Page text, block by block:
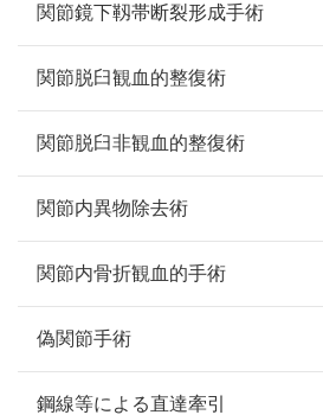
関節鏡下靱帯断裂形成手術
関節脱臼観血的整復術
関節脱臼非観血的整復術
関節内異物除去術
関節内骨折観血的手術
偽関節手術
鋼線等による直達牽引